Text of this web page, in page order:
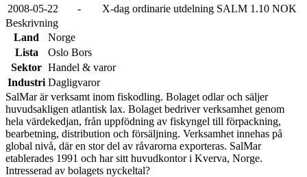
2008-05-22
-
X-dag ordinarie utdelning SALM 1.10 NOK
Beskrivning
Land
Norge
Lista
Oslo Bors
Sektor Handel & varor
Industri Dagligvaror
SalMar är verksamt inom fiskodling. Bolaget odlar och säljer
huvudsakligen atlantisk lax. Bolaget bedriver verksamhet genom
hela värdekedjan, från uppfödning av fiskyngel till förpackning,
bearbetning, distribution och försäljning. Verksamhet innehas på
global nivå, där en stor del av råvarorna exporteras. SalMar
etablerades 1991 och har sitt huvudkontor i Kverva, Norge.
Intresserad av bolagets nyckeltal?